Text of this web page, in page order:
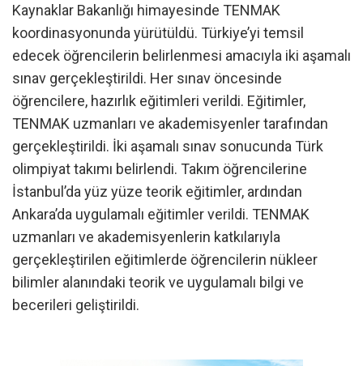
Kaynaklar Bakanlığı himayesinde TENMAK
koordinasyonunda yürütüldü. Türkiye’yi temsil
edecek öğrencilerin belirlenmesi amacıyla iki aşamalı
sınav gerçekleştirildi. Her sınav öncesinde
öğrencilere, hazırlık eğitimleri verildi. Eğitimler,
TENMAK uzmanları ve akademisyenler tarafından
gerçekleştirildi. İki aşamalı sınav sonucunda Türk
olimpiyat takımı belirlendi. Takım öğrencilerine
İstanbul’da yüz yüze teorik eğitimler, ardından
Ankara’da uygulamalı eğitimler verildi. TENMAK
uzmanları ve akademisyenlerin katkılarıyla
gerçekleştirilen eğitimlerde öğrencilerin nükleer
bilimler alanındaki teorik ve uygulamalı bilgi ve
becerileri geliştirildi.